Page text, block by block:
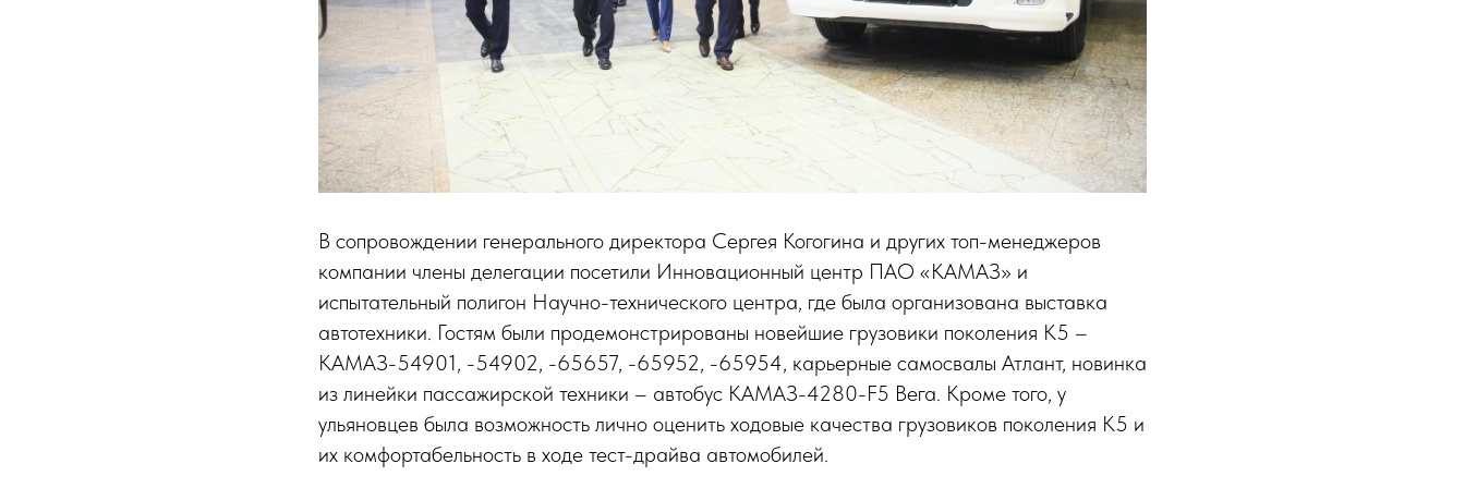
В сопровождении генерального директора Сергея Когогина и других топ-менеджеров
компании члены делегации посетили Инновационный центр ПАО «КАМАЗ» и
испытательный полигон Научно-технического центра, где была организована выставка
автотехники. Гостям были продемонстрированы новейшие грузовики поколения К5 –
КАМАЗ-54901, -54902, -65657, -65952, -65954, карьерные самосвалы Атлант, новинка
из линейки пассажирской техники – автобус КАМАЗ-4280-F5 Вега. Кроме того, у
ульяновцев была возможность лично оценить ходовые качества грузовиков поколения К5 и
их комфортабельность в ходе тест-драйва автомобилей.